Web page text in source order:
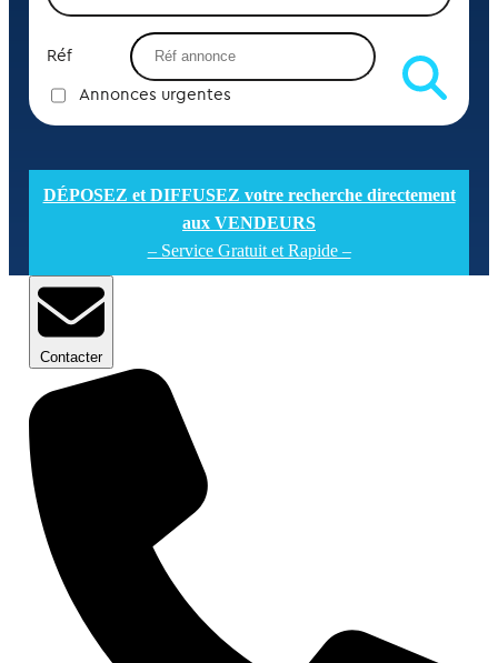
Réf
Annonces urgentes
DÉPOSEZ et DIFFUSEZ votre recherche directement
aux VENDEURS
– Service Gratuit et Rapide –
Contacter